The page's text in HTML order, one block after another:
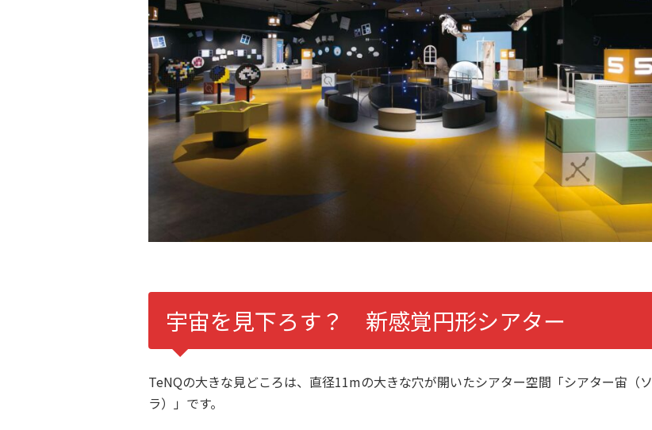
宇宙を見下ろす？ 新感覚円形シアター
TeNQの大きな見どころは、直径11mの大きな穴が開いたシアター空間「シアター宙（ソ
ラ）」です。